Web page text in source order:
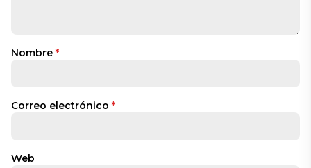
Nombre *
Correo electrónico *
Web